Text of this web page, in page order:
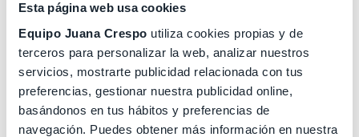
Esta página web usa cookies
Equipo Juana Crespo utiliza cookies propias y de
terceros para personalizar la web, analizar nuestros
servicios, mostrarte publicidad relacionada con tus
preferencias, gestionar nuestra publicidad online,
basándonos en tus hábitos y preferencias de
navegación. Puedes obtener más información en nuestra
QUALIFICHE
Además de castellano, domina a la perfección el
inglés y el francés y a su consulta acuden
pacientes de diversas nacionalidades.